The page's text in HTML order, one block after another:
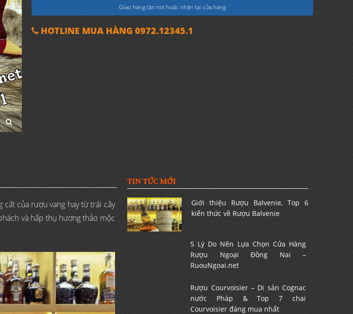
Giao hàng tận nơi hoặc nhận tại cửa hàng
HOTLINE MUA HÀNG 0972.12345.1
của rượu vang hay từ trái cây
và hấp thụ hương thảo mộc
TIN TỨC MỚI
Giới thiệu Rượu Balvenie, Top 6
kiến thức về Rượu Balvenie
5 Lý Do Nên Lựa Chọn Cửa Hàng
Rượu Ngoại Đồng Nai –
RuouNgoai.net
Rượu Courvoisier – Di sản Cognac
nước Pháp & Top 7 chai
Courvoisier đáng mua nhất